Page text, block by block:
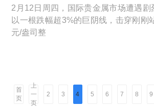
2月12日周四，国际贵金属市场遭遇剧
以一根跌幅超3%的巨阴线，击穿刚刚
元/盎司整
首
页
上
一
页
2 3 4 5 6 7 8 9